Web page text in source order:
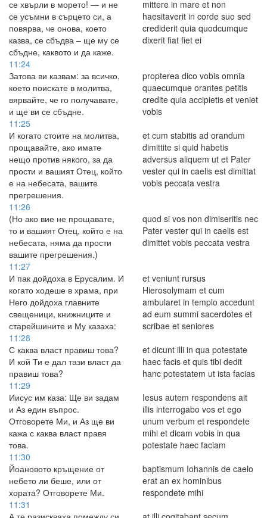
се хвърли в морето! — и не
се усъмни в сърцето си, а
повярва, че онова, което
казва, се сбъдва – ще му се
сбъдне, каквото и да каже.
mittere in mare et non
haesitaverit in corde suo sed
crediderit quia quodcumque
dixerit fiat fiet ei
11:24
Затова ви казвам: за всичко,
което поискате в молитва,
вярвайте, че го получавате,
и ще ви се сбъдне.
propterea dico vobis omnia
quaecumque orantes petitis
credite quia accipietis et veniet
vobis
11:25
И когато стоите на молитва,
прощавайте, ако имате
нещо против някого, за да
прости и вашият Отец, който
е на небесата, вашите
прегрешения.
et cum stabitis ad orandum
dimittite si quid habetis
adversus aliquem ut et Pater
vester qui in caelis est dimittat
vobis peccata vestra
11:26
(Но ако вие не прощавате,
то и вашият Отец, който е на
небесата, няма да прости
вашите прегрешения.)
quod si vos non dimiseritis nec
Pater vester qui in caelis est
dimittet vobis peccata vestra
11:27
И пак дойдоха в Ерусалим. И
когато ходеше в храма, при
Него дойдоха главните
свещеници, книжниците и
старейшините и Му казаха:
et veniunt rursus
Hierosolymam et cum
ambularet in templo accedunt
ad eum summi sacerdotes et
scribae et seniores
11:28
С каква власт правиш това?
И кой Ти е дал тази власт да
правиш това?
et dicunt illi in qua potestate
haec facis et quis tibi dedit
hanc potestatem ut ista facias
11:29
Иисус им каза: Ще ви задам
и Аз един въпрос.
Отговорете Ми, и Аз ще ви
кажа с каква власт правя
това.
Iesus autem respondens ait
illis interrogabo vos et ego
unum verbum et respondete
mihi et dicam vobis in qua
potestate haec faciam
11:30
Йоановото кръщение от
небето ли беше, или от
хората? Отговорете Ми.
baptismum Iohannis de caelo
erat an ex hominibus
respondete mihi
11:31